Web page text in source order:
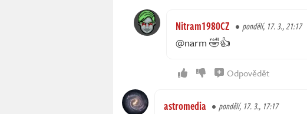
Nitram1980CZ pondělí, 17. 3., 21:17
@narm 🤣👍
Odpovědět
astromedia pondělí, 17. 3., 17:17